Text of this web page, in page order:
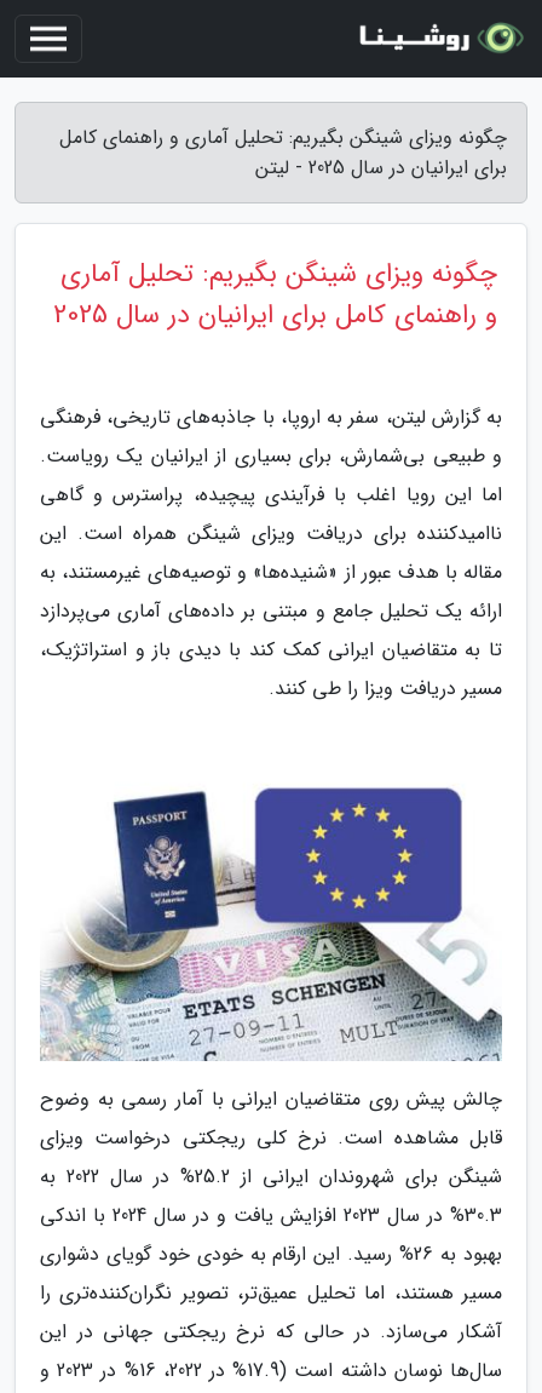
چگونه ویزای شینگن بگیریم: تحلیل آماری و راهنمای کامل
برای ایرانیان در سال 2025 - لیتن
چگونه ویزای شینگن بگیریم: تحلیل آماری
و راهنمای کامل برای ایرانیان در سال 2025
به گزارش لیتن، سفر به اروپا، با جاذبه‌های تاریخی، فرهنگی
و طبیعی بی‌شمارش، برای بسیاری از ایرانیان یک رویاست.
اما این رویا اغلب با فرآیندی پیچیده، پراسترس و گاهی
ناامیدکننده برای دریافت ویزای شینگن همراه است. این
مقاله با هدف عبور از «شنیده‌ها» و توصیه‌های غیرمستند، به
ارائه یک تحلیل جامع و مبتنی بر داده‌های آماری می‌پردازد
تا به متقاضیان ایرانی کمک کند با دیدی باز و استراتژیک،
مسیر دریافت ویزا را طی کنند.
چالش پیش روی متقاضیان ایرانی با آمار رسمی به وضوح
قابل مشاهده است. نرخ کلی ریجکتی درخواست ویزای
شینگن برای شهروندان ایرانی از 25.2% در سال 2022 به
30.3% در سال 2023 افزایش یافت و در سال 2024 با اندکی
بهبود به 26% رسید. این ارقام به خودی خود گویای دشواری
مسیر هستند، اما تحلیل عمیق‌تر، تصویر نگران‌کننده‌تری را
آشکار می‌سازد. در حالی که نرخ ریجکتی جهانی در این
سال‌ها نوسان داشته است (17.9% در 2022، 16% در 2023 و